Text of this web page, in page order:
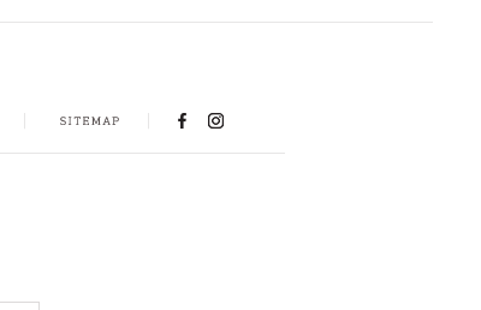
2025年2月 [5]